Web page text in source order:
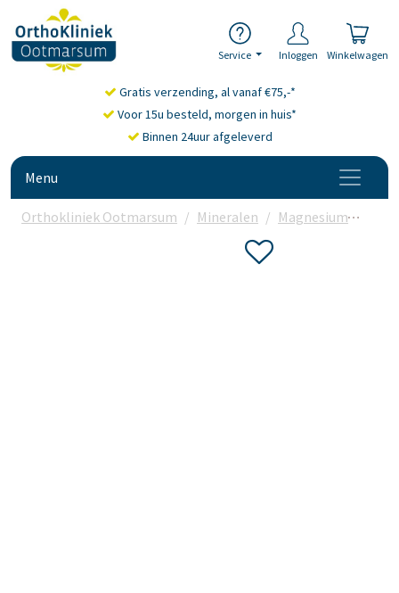
Service Inloggen Winkelwagen
Gratis verzending, al vanaf €75,-*
Voor 15u besteld, morgen in huis*
Binnen 24uur afgeleverd
Menu
Orthokliniek Ootmarsum Mineralen Magnesium